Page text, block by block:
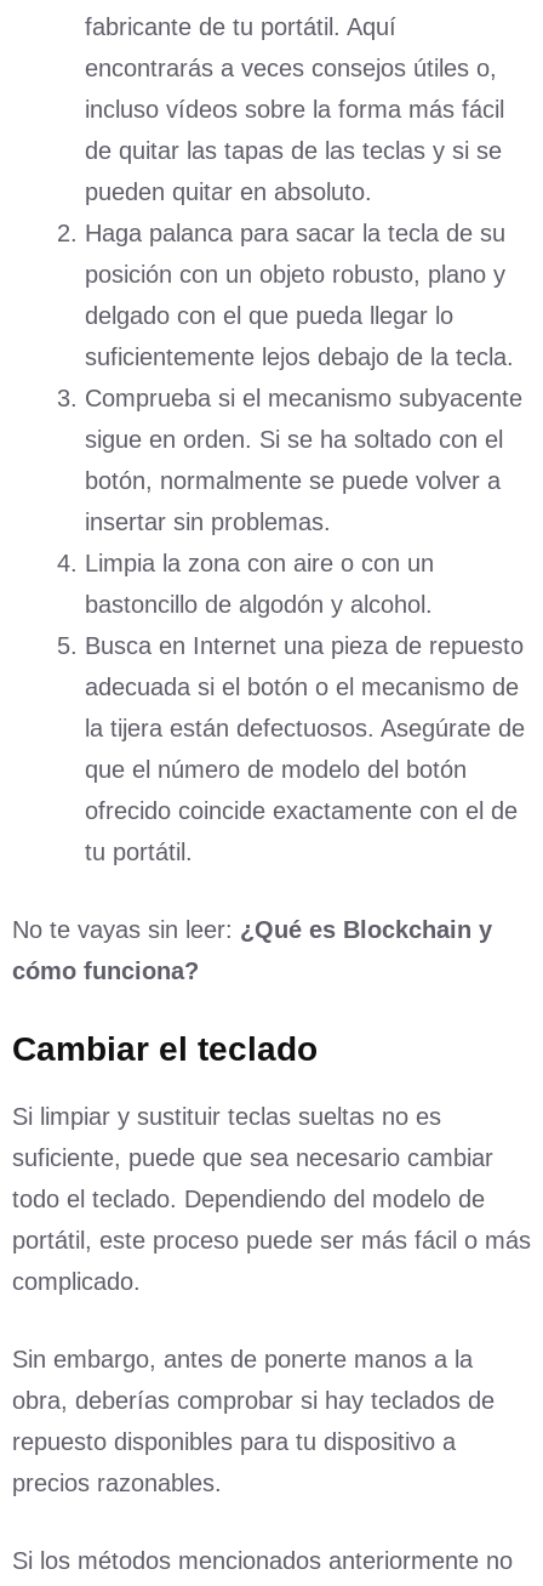
fabricante de tu portátil. Aquí
encontrarás a veces consejos útiles o,
incluso vídeos sobre la forma más fácil
de quitar las tapas de las teclas y si se
pueden quitar en absoluto.
Haga palanca para sacar la tecla de su
posición con un objeto robusto, plano y
delgado con el que pueda llegar lo
suficientemente lejos debajo de la tecla.
Comprueba si el mecanismo subyacente
sigue en orden. Si se ha soltado con el
botón, normalmente se puede volver a
insertar sin problemas.
Limpia la zona con aire o con un
bastoncillo de algodón y alcohol.
Busca en Internet una pieza de repuesto
adecuada si el botón o el mecanismo de
la tijera están defectuosos. Asegúrate de
que el número de modelo del botón
ofrecido coincide exactamente con el de
tu portátil.
No te vayas sin leer: ¿Qué es Blockchain y
cómo funciona?
Cambiar el teclado
Si limpiar y sustituir teclas sueltas no es
suficiente, puede que sea necesario cambiar
todo el teclado. Dependiendo del modelo de
portátil, este proceso puede ser más fácil o más
complicado.
Sin embargo, antes de ponerte manos a la
obra, deberías comprobar si hay teclados de
repuesto disponibles para tu dispositivo a
precios razonables.
Si los métodos mencionados anteriormente no